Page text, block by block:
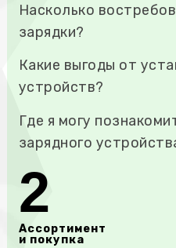
Насколько
зарядки?
Какие выгоды от
устройств?
Где я могу
зарядного
2
Ассортимент
и покупка